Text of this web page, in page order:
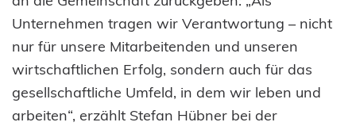
Unternehmen tragen wir Verantwortung – nicht
nur für unsere Mitarbeitenden und unseren
wirtschaftlichen Erfolg, sondern auch für das
gesellschaftliche Umfeld, in dem wir leben und
arbeiten“, erzählt Stefan Hübner bei der